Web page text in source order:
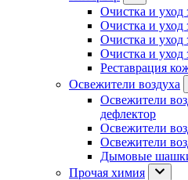
Очистка и уход
Очистка и уход
Очистка и уход
Очистка и уход
Реставрация
Освежители воздуха
Освежители
дефлектор
Освежители
Освежители
Дымовые
Прочая химия